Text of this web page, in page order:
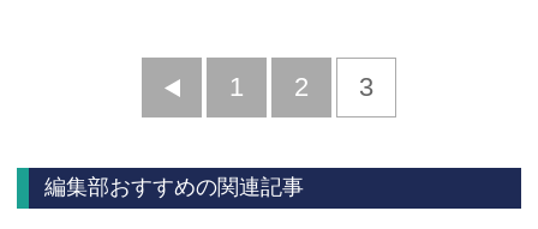
前
1 2 3
編集部おすすめの関連記事